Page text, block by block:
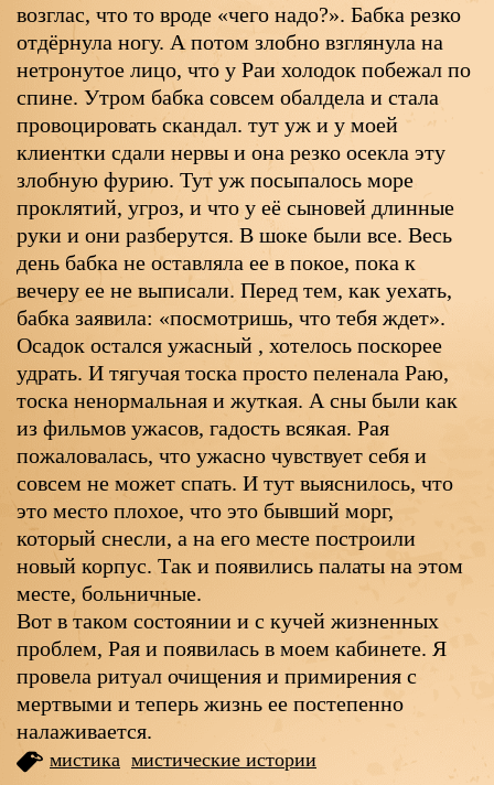
возглас, что то вроде «чего надо?». Бабка резко
отдёрнула ногу. А потом злобно взглянула на
нетронутое лицо, что у Раи холодок побежал по
спине. Утром бабка совсем обалдела и стала
провоцировать скандал. тут уж и у моей
клиентки сдали нервы и она резко осекла эту
злобную фурию. Тут уж посыпалось море
проклятий, угроз, и что у её сыновей длинные
руки и они разберутся. В шоке были все. Весь
день бабка не оставляла ее в покое, пока к
вечеру ее не выписали. Перед тем, как уехать,
бабка заявила: «посмотришь, что тебя ждет».
Осадок остался ужасный , хотелось поскорее
удрать. И тягучая тоска просто пеленала Раю,
тоска ненормальная и жуткая. А сны были как
из фильмов ужасов, гадость всякая. Рая
пожаловалась, что ужасно чувствует себя и
совсем не может спать. И тут выяснилось, что
это место плохое, что это бывший морг,
который снесли, а на его месте построили
новый корпус. Так и появились палаты на этом
месте, больничные.
Вот в таком состоянии и с кучей жизненных
проблем, Рая и появилась в моем кабинете. Я
провела ритуал очищения и примирения с
мертвыми и теперь жизнь ее постепенно
налаживается.
мистика мистические истории